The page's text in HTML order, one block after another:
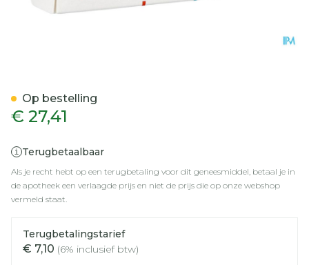
€ 27,41
Terugbetaalbaar
Als je recht hebt op een terugbetaling voor dit geneesmiddel, betaal je in
de apotheek een verlaagde prijs en niet de prijs die op onze webshop
vermeld staat.
Terugbetalingstarief
€ 7,10 (6% inclusief btw)
Op bestelling